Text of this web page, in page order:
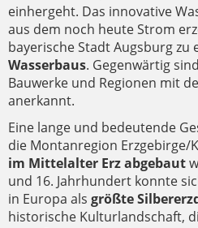
einhergeht. Das innovative
aus dem noch heute Strom
bayerische Stadt Augsburg zu
Wasserbaus. Gegenwärtig
Bauwerke und Regionen mit
anerkannt.
Eine lange und bedeutende
die Montanregion Erzgebirge/
im Mittelalter Erz abgebaut
und 16. Jahrhundert konnte
in Europa als größte
historische Kulturlandschaft,